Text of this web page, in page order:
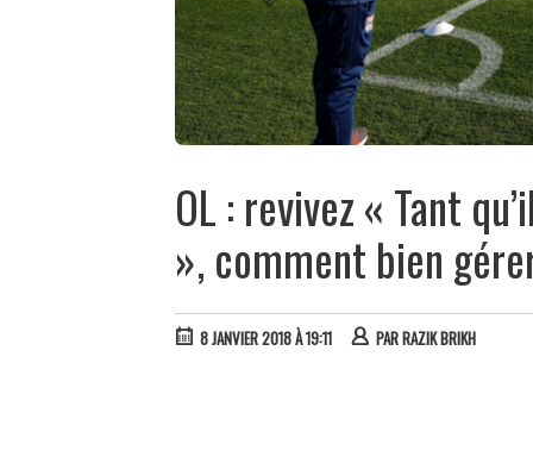
OL : revivez « Tant
», comment bien
8 JANVIER 2018 À 19:11 PARRAZIK BRIKH